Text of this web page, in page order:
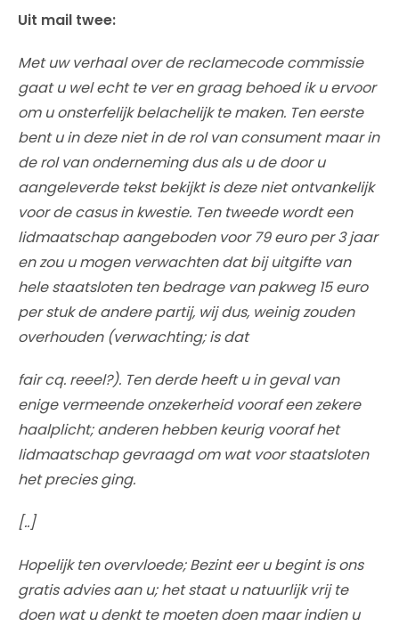
Uit mail twee:
Met uw verhaal over de reclamecode commissie
gaat u wel echt te ver en graag behoed ik u ervoor
om u onsterfelijk belachelijk te maken. Ten eerste
bent u in deze niet in de rol van consument maar in
de rol van onderneming dus als u de door u
aangeleverde tekst bekijkt is deze niet ontvankelijk
voor de casus in kwestie. Ten tweede wordt een
lidmaatschap aangeboden voor 79 euro per 3 jaar
en zou u mogen verwachten dat bij uitgifte van
hele staatsloten ten bedrage van pakweg 15 euro
per stuk de andere partij, wij dus, weinig zouden
overhouden (verwachting; is dat
fair cq. reeel?). Ten derde heeft u in geval van
enige vermeende onzekerheid vooraf een zekere
haalplicht; anderen hebben keurig vooraf het
lidmaatschap gevraagd om wat voor staatsloten
het precies ging.
[..]
Hopelijk ten overvloede; Bezint eer u begint is ons
gratis advies aan u; het staat u natuurlijk vrij te
doen wat u denkt te moeten doen maar indien u